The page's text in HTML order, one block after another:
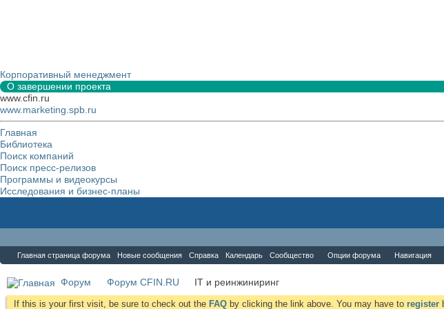
Корпоративный менеджмент
О завершении проекта
www.cfin.ru
www.marketing.spb.ru
Главная
Библиотека
Поиск компаний
Поиск пресс-релизов
Программы и видеокурсы
Исследования и бизнес-планы
Главная страница форума Новые сообщения Справка Календарь Сообщество Опции форума Навигация
Форум Форум CFIN.RU IT и реинжиниринг
If this is your first visit, be sure to check out the FAQ by clicking the link above. You may have to register